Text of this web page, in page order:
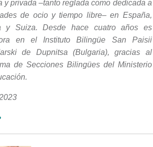
y privada –tanto reglada como dedicada a
de ocio y tiempo libre– en España,
y Suiza. Desde hace cuatro años es
en el Instituto Bilingüe San Paisii
de Dupnitsa (Bulgaria), gracias al
de Secciones Bilingües del Ministerio